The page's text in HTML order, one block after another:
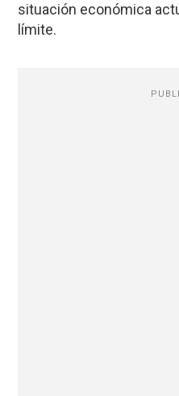
situación económica
límite.